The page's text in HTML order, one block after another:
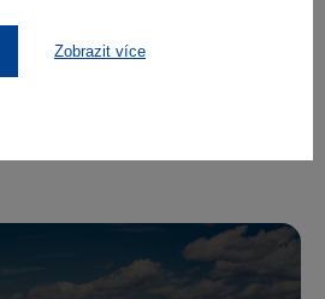
Zobrazit více
projektu Chytrá ruka.
muzika Hanátal z
vystoupí zpěvačka Mádia a